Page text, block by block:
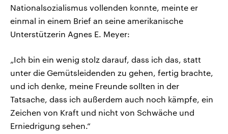
Nationalsozialismus vollenden konnte, meinte er
einmal in einem Brief an seine amerikanische
Unterstützerin Agnes E. Meyer:
„Ich bin ein wenig stolz darauf, dass ich das, statt
unter die Gemütsleidenden zu gehen, fertig brachte,
und ich denke, meine Freunde sollten in der
Tatsache, dass ich außerdem auch noch kämpfe, ein
Zeichen von Kraft und nicht von Schwäche und
Erniedrigung sehen.“